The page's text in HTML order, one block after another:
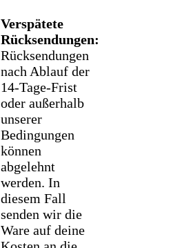
Verspätete
Rücksendungen:
Rücksendungen
nach Ablauf der
14-Tage-Frist
oder außerhalb
unserer
Bedingungen
können
abgelehnt
werden. In
diesem Fall
senden wir die
Ware auf deine